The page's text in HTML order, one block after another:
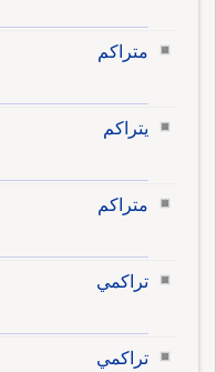
متراكم
يتراكم
متراكم
تراكمي
تراكمي